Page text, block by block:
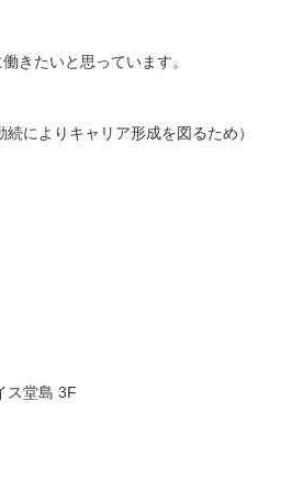
きたいと思っています。
によりキャリア形成を図るため）
ス堂島 3F